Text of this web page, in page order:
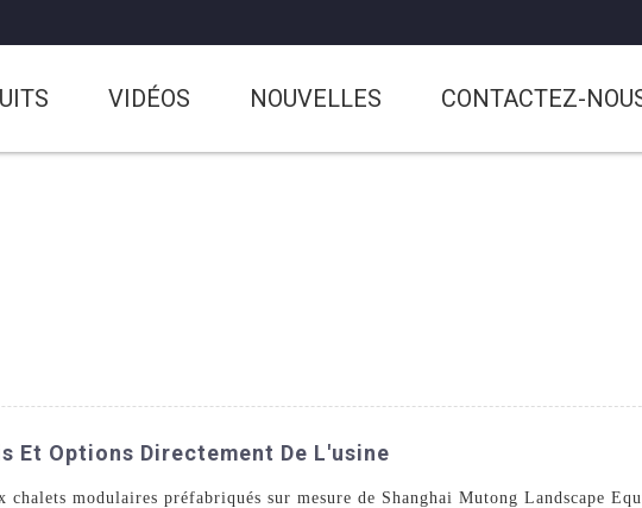
VIDÉOS NOUVELLES CONTACTEZ-
Et Options Directement De L'usine
modulaires préfabriqués sur mesure de Shanghai Mutong Landscape